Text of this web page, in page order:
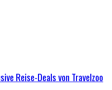
Reise-Deals von Travelzoo